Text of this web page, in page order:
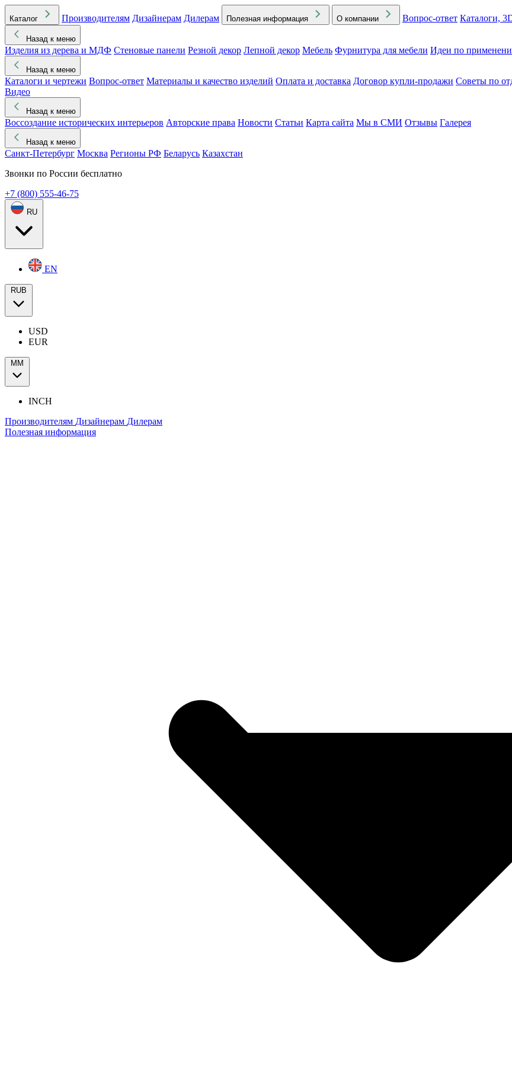
Каталог Производителям Дизайнерам Дилерам Полезная информация О компании Вопрос-ответ Каталоги,
Назад к меню
Изделия из дерева и МДФ Стеновые панели Резной декор Лепной декор Мебель Фурнитура для мебели Идеи по
Назад к меню
Каталоги и чертежи Вопрос-ответ Материалы и качество изделий Оплата и доставка Договор купли-продажи Советы по
Видео
Назад к меню
Воссоздание исторических интерьеров Авторские права Новости Статьи Карта сайта Мы в СМИ Отзывы Галерея
Назад к меню
Санкт-Петербург Москва Регионы РФ Беларусь Казахстан
Звонки по России бесплатно
+7 (800) 555-46-75
RU
EN
RUB
USD
EUR
ММ
INCH
Производителям Дизайнерам Дилерам
Полезная информация